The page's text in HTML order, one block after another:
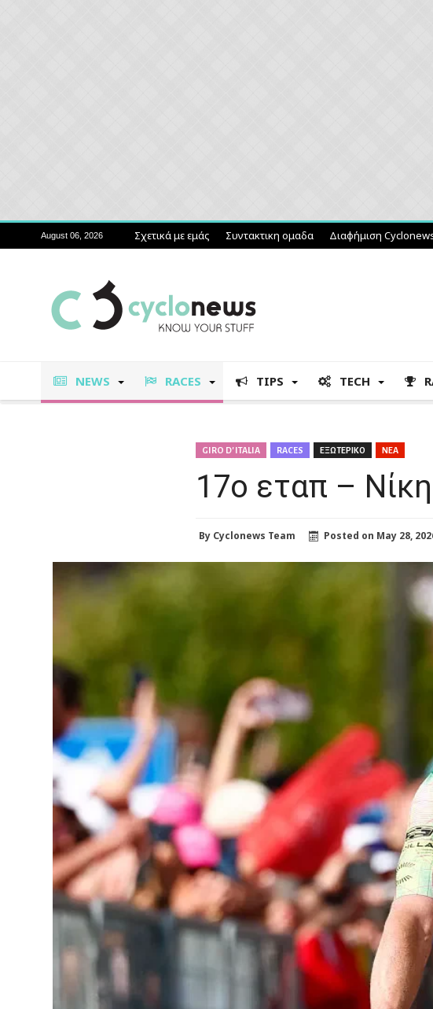
August 06, 2026 Σχετικά με εμάς Συντακτικη ομαδα Διαφήμιση
NEWS RACES TIPS TECH
GIRO D' ITALIA RACES ΕΞΩΤΕΡΙΚΟ ΝΕΑ
17ο εταπ –
By Cyclonews Team Posted on May 28,